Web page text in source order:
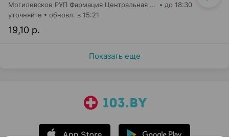
Могилевское РУП Фармация Центральная районная аптека №109 до 18:30
19,10 р.
уточняйте обновл. в 15:21
Показать еще